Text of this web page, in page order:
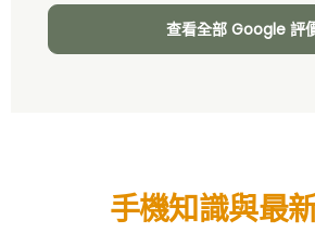
查看全部 Google 評
手機知識與最